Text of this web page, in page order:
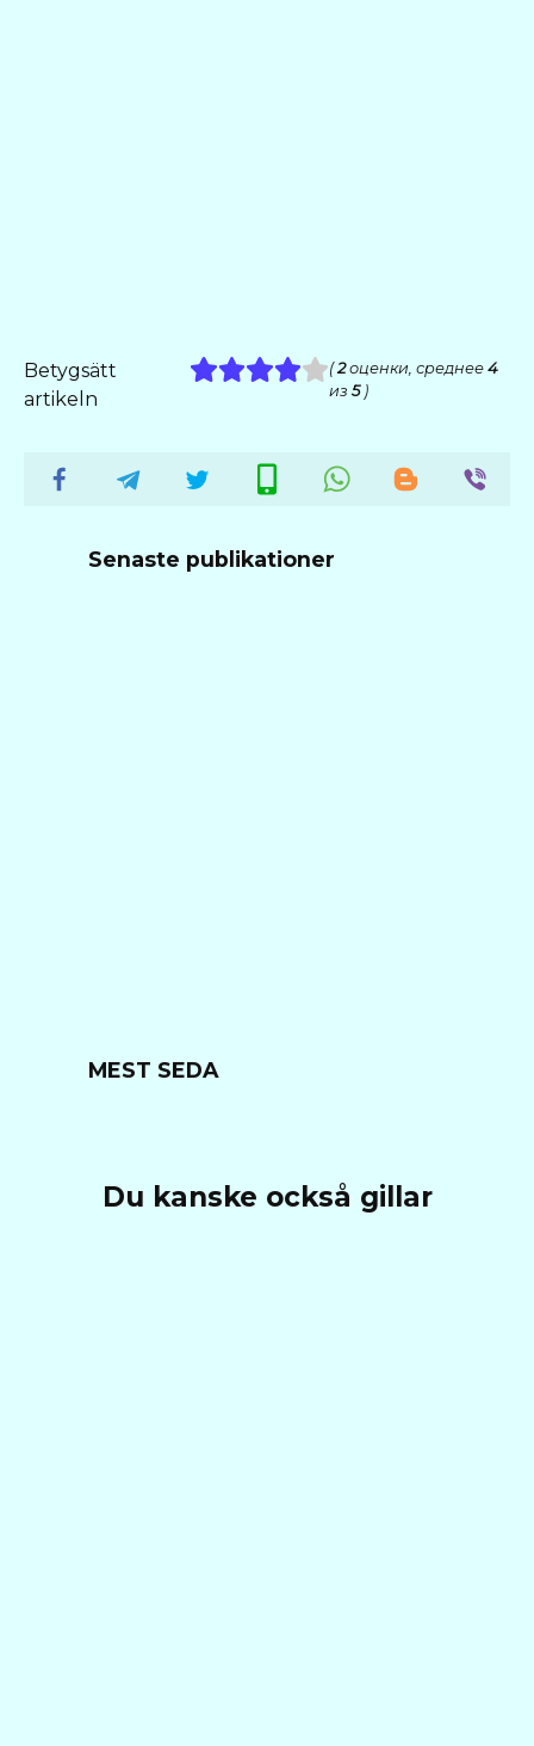
Betygsätt
artikeln
(2оценки, среднее4
из5)
Senaste publikationer
MEST SEDA
Du kanske också gillar